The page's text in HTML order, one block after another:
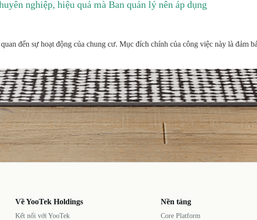
nghiệp, hiệu quả mà Ban quản lý nên áp dụng
đến sự hoạt động của chung cư. Mục đích chính của công việc này là đảm
Về YooTek Holdings
Kết nối với YooTek
Nền tảng
Core Platform